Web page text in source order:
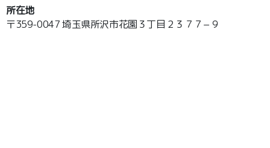
所在地
〒359-0047 埼玉県所沢市花園３丁目２３７７−９